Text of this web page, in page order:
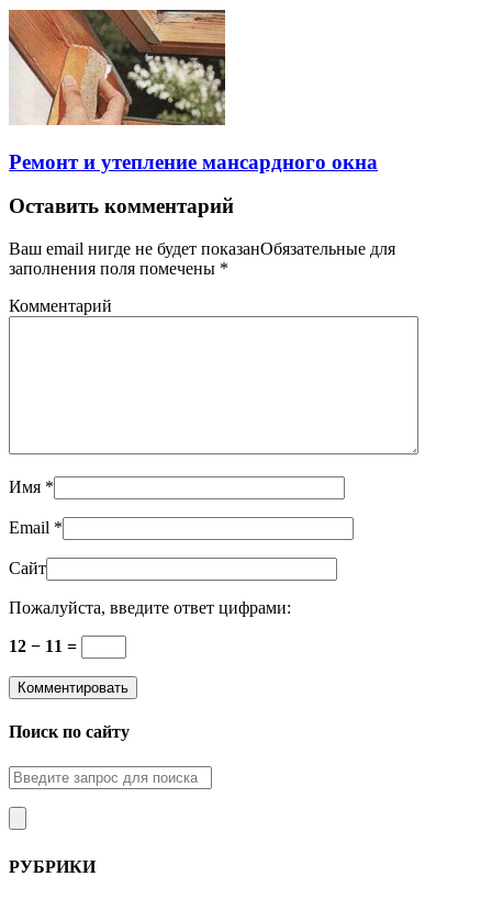
Ремонт и утепление мансардного окна
Оставить комментарий
Ваш email нигде не будет показанОбязательные для
заполнения поля помечены *
Комментарий
Имя *
Email *
Сайт
Пожалуйста, введите ответ цифрами:
12 − 11 =
Поиск по сайту
РУБРИКИ